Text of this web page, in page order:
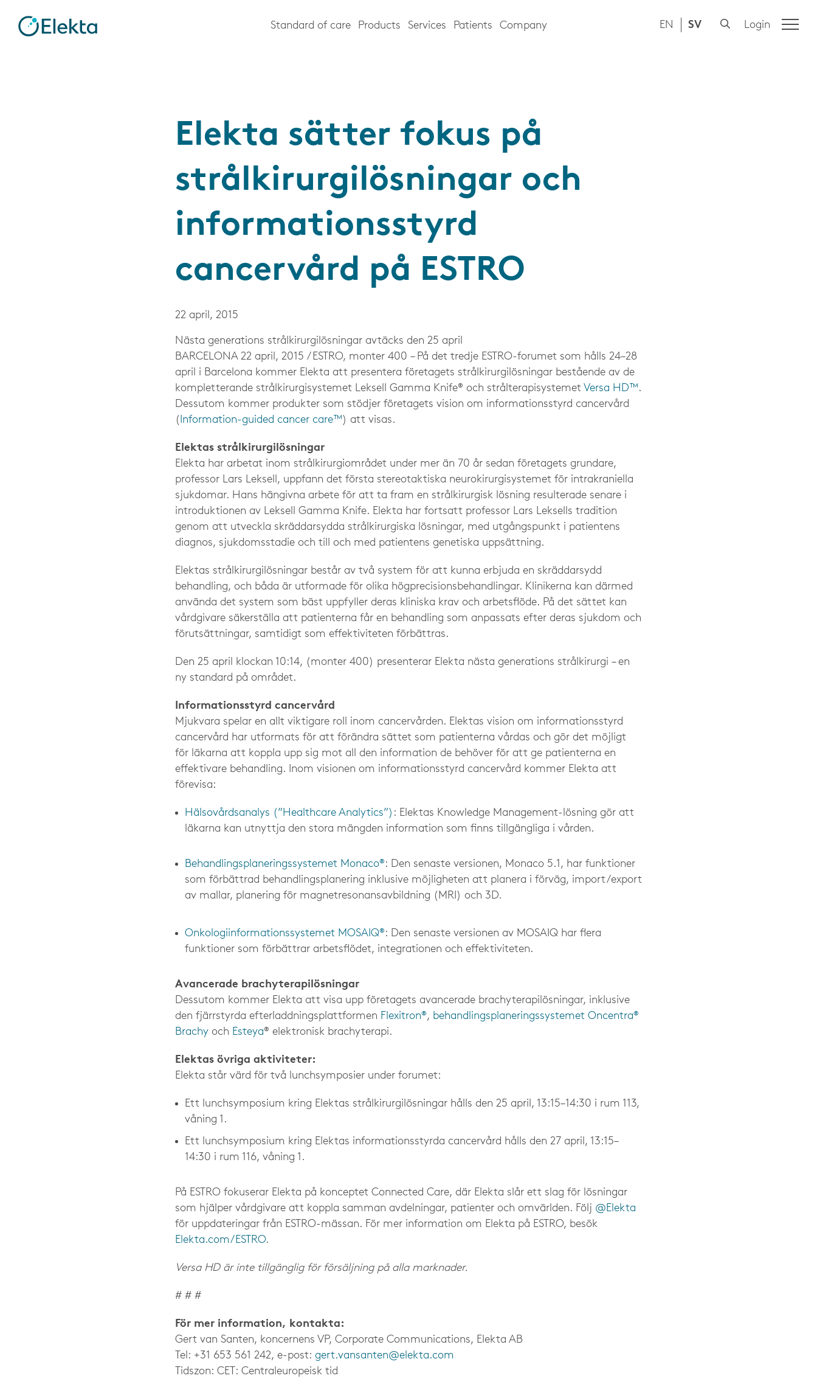
Standard of care Products Services Patients Company EN SV Login
Elekta sätter fokus på
strålkirurgilösningar och
informationsstyrd
cancervård på ESTRO
22 april, 2015
Nästa generations strålkirurgilösningar avtäcks den 25 april
BARCELONA 22 april, 2015 / ESTRO, monter 400 – På det tredje ESTRO-forumet som hålls 24–28
april i Barcelona kommer Elekta att presentera företagets strålkirurgilösningar bestående av de
kompletterande strålkirurgisystemet Leksell Gamma Knife® och strålterapisystemet Versa HD™.
Dessutom kommer produkter som stödjer företagets vision om informationsstyrd cancervård
( Information-guided cancer care™) att visas.
Elektas strålkirurgilösningar
Elekta har arbetat inom strålkirurgiområdet under mer än 70 år sedan företagets grundare,
professor Lars Leksell, uppfann det första stereotaktiska neurokirurgisystemet för intrakraniella
sjukdomar. Hans hängivna arbete för att ta fram en strålkirurgisk lösning resulterade senare i
introduktionen av Leksell Gamma Knife. Elekta har fortsatt professor Lars Leksells tradition
genom att utveckla skräddarsydda strålkirurgiska lösningar, med utgångspunkt i patientens
diagnos, sjukdomsstadie och till och med patientens genetiska uppsättning.
Elektas strålkirurgilösningar består av två system för att kunna erbjuda en skräddarsydd
behandling, och båda är utformade för olika högprecisionsbehandlingar. Klinikerna kan därmed
använda det system som bäst uppfyller deras kliniska krav och arbetsflöde. På det sättet kan
vårdgivare säkerställa att patienterna får en behandling som anpassats efter deras sjukdom och
förutsättningar, samtidigt som effektiviteten förbättras.
Den 25 april klockan 10:14, (monter 400) presenterar Elekta nästa generations strålkirurgi – en
ny standard på området.
Informationsstyrd cancervård
Mjukvara spelar en allt viktigare roll inom cancervården. Elektas vision om informationsstyrd
cancervård har utformats för att förändra sättet som patienterna vårdas och gör det möjligt
för läkarna att koppla upp sig mot all den information de behöver för att ge patienterna en
effektivare behandling. Inom visionen om informationsstyrd cancervård kommer Elekta att
förevisa:
Hälsovårdsanalys (”Healthcare Analytics”) : Elektas Knowledge Management-lösning gör att
läkarna kan utnyttja den stora mängden information som finns tillgängliga i vården.
Behandlingsplaneringssystemet Monaco®: Den senaste versionen, Monaco 5.1, har funktioner
som förbättrad behandlingsplanering inklusive möjligheten att planera i förväg, import/export
av mallar, planering för magnetresonansavbildning (MRI) och 3D.
Onkologiinformationssystemet MOSAIQ®: Den senaste versionen av MOSAIQ har flera
funktioner som förbättrar arbetsflödet, integrationen och effektiviteten.
Avancerade brachyterapilösningar
Dessutom kommer Elekta att visa upp företagets avancerade brachyterapilösningar, inklusive
den fjärrstyrda efterladdningsplattformen Flexitron®, behandlingsplaneringssystemet Oncentra®
Brachy och Esteya® elektronisk brachyterapi.
Elektas övriga aktiviteter:
Elekta står värd för två lunchsymposier under forumet:
Ett lunchsymposium kring Elektas strålkirurgilösningar hålls den 25 april, 13:15–14:30 i rum 113,
våning 1.
Ett lunchsymposium kring Elektas informationsstyrda cancervård hålls den 27 april, 13:15–
14:30 i rum 116, våning 1.
På ESTRO fokuserar Elekta på konceptet Connected Care, där Elekta slår ett slag för lösningar
som hjälper vårdgivare att koppla samman avdelningar, patienter och omvärlden. Följ @Elekta
för uppdateringar från ESTRO-mässan. För mer information om Elekta på ESTRO, besök
Elekta.com/ESTRO.
Versa HD är inte tillgänglig för försäljning på alla marknader.
# # #
För mer information, kontakta:
Gert van Santen, koncernens VP, Corporate Communications, Elekta AB
Tel: +31 653 561 242, e-post: gert.vansanten@elekta.com
Tidszon: CET: Centraleuropeisk tid